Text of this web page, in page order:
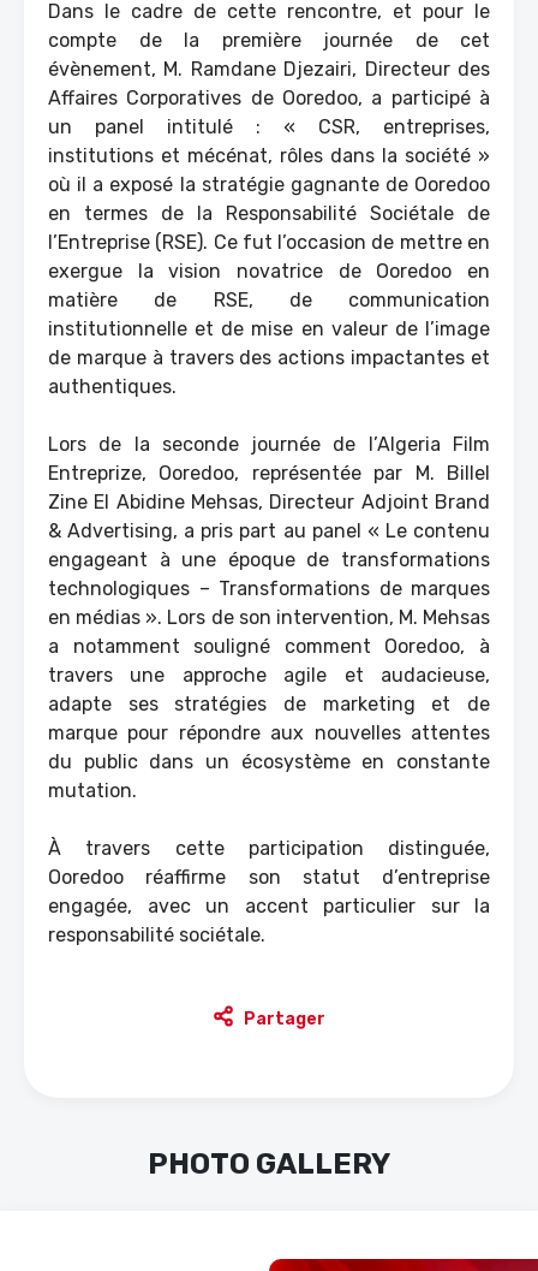
Dans le cadre de cette rencontre, et pour le
compte de la première journée de cet
évènement, M. Ramdane Djezairi, Directeur des
Affaires Corporatives de Ooredoo, a participé à
un panel intitulé : « CSR, entreprises,
institutions et mécénat, rôles dans la société »
où il a exposé la stratégie gagnante de Ooredoo
en termes de la Responsabilité Sociétale de
l’Entreprise (RSE). Ce fut l’occasion de mettre en
exergue la vision novatrice de Ooredoo en
matière de RSE, de communication
institutionnelle et de mise en valeur de l’image
de marque à travers des actions impactantes et
authentiques.
Lors de la seconde journée de l’Algeria Film
Entreprize, Ooredoo, représentée par M. Billel
Zine El Abidine Mehsas, Directeur Adjoint Brand
& Advertising, a pris part au panel « Le contenu
engageant à une époque de transformations
technologiques – Transformations de marques
en médias ». Lors de son intervention, M. Mehsas
a notamment souligné comment Ooredoo, à
travers une approche agile et audacieuse,
adapte ses stratégies de marketing et de
marque pour répondre aux nouvelles attentes
du public dans un écosystème en constante
mutation.
À travers cette participation distinguée,
Ooredoo réaffirme son statut d’entreprise
engagée, avec un accent particulier sur la
responsabilité sociétale.
Partager
PHOTO GALLERY